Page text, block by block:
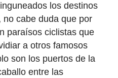
los destinos
cabe duda que por
paraísos ciclistas que
a otros famosos
son los puertos de la
entre las